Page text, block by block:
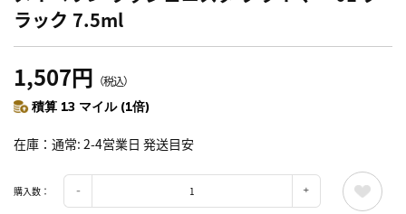
ラック 7.5ml
1,507円 （税込）
積算 13 マイル (1倍)
在庫 通常: 2-4営業日 発送目安
購入数：